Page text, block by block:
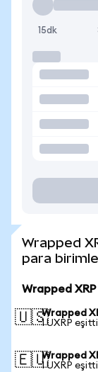
15dk
Wrapped
para
Wrapped
🇺🇸Wrapped
1 UXRP
🇪🇺Wrapped
1 UXRP